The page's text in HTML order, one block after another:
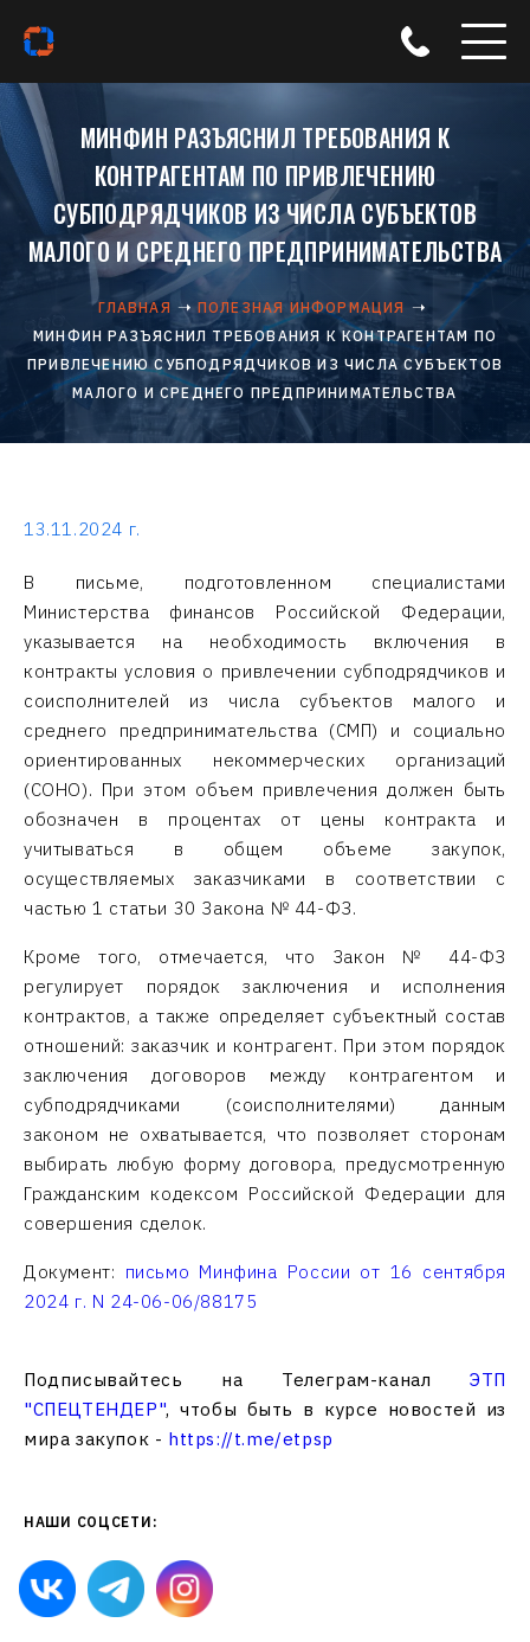
МИНФИН РАЗЪЯСНИЛ ТРЕБОВАНИЯ К
КОНТРАГЕНТАМ ПО ПРИВЛЕЧЕНИЮ
СУБПОДРЯДЧИКОВ ИЗ ЧИСЛА СУБЪЕКТОВ
МАЛОГО И СРЕДНЕГО ПРЕДПРИНИМАТЕЛЬСТВА
ГЛАВНАЯ
ПОЛЕЗНАЯ ИНФОРМАЦИЯ
МИНФИН РАЗЪЯСНИЛ ТРЕБОВАНИЯ К КОНТРАГЕНТАМ ПО
ПРИВЛЕЧЕНИЮ СУБПОДРЯДЧИКОВ ИЗ ЧИСЛА СУБЪЕКТОВ
МАЛОГО И СРЕДНЕГО ПРЕДПРИНИМАТЕЛЬСТВА
13.11.2024 г.
В письме, подготовленном специалистами
Министерства финансов Российской Федерации,
указывается на необходимость включения в
контракты условия о привлечении субподрядчиков и
соисполнителей из числа субъектов малого и
среднего предпринимательства (СМП) и социально
ориентированных некоммерческих организаций
(СОНО). При этом объем привлечения должен быть
обозначен в процентах от цены контракта и
учитываться в общем объеме закупок,
осуществляемых заказчиками в соответствии с
частью 1 статьи 30 Закона № 44-ФЗ.
Кроме того, отмечается, что Закон № 44-ФЗ
регулирует порядок заключения и исполнения
контрактов, а также определяет субъектный состав
отношений: заказчик и контрагент. При этом порядок
заключения договоров между контрагентом и
субподрядчиками (соисполнителями) данным
законом не охватывается, что позволяет сторонам
выбирать любую форму договора, предусмотренную
Гражданским кодексом Российской Федерации для
совершения сделок.
Документ: письмо Минфина России от 16 сентября
2024 г. N 24-06-06/88175
Подписывайтесь на Телеграм-каналЭТП
"СПЕЦТЕНДЕР", чтобы быть в курсе новостей из
мира закупок - https://t.me/etpsp
НАШИ СОЦСЕТИ: